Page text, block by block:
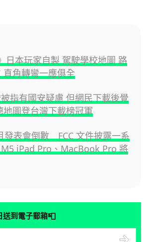
日本玩家自製 駕駛學校地圖 路
直角轉彎一應俱全
指有國安疑慮 但網民下載後覺
地圖登台灣下載榜冠軍
發表會倒數 FCC 文件披露一系
iPad Pro、MacBook Pro 將
送到電子郵箱📮